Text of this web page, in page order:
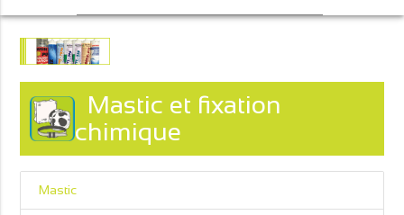
Mastic et fixation
chimique
Mastic